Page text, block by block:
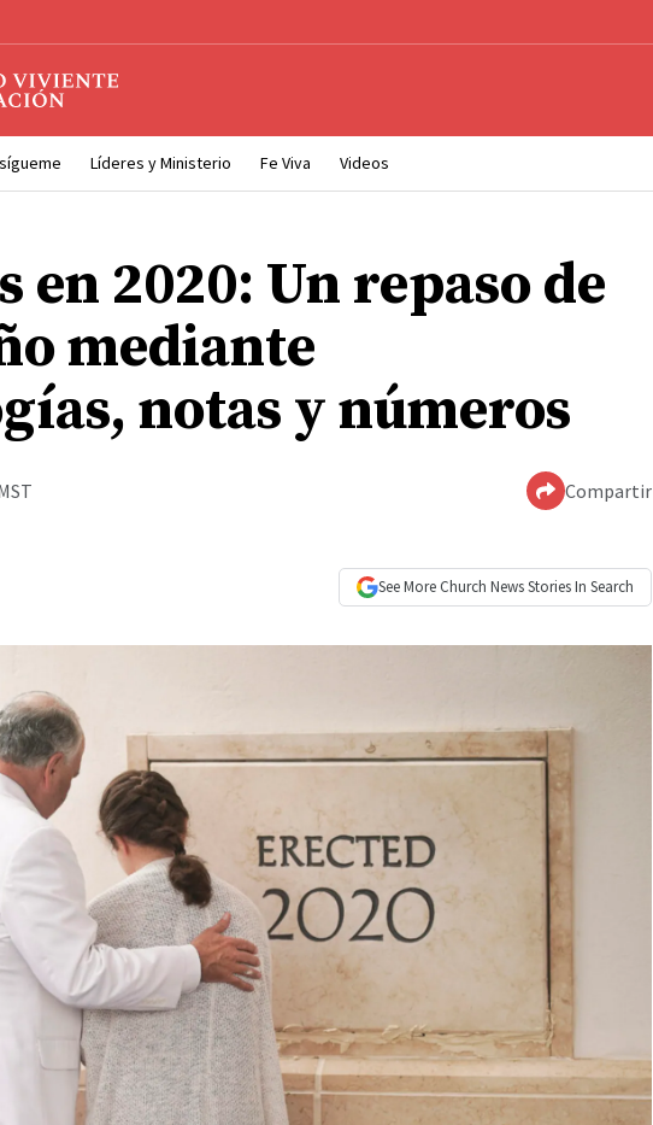
Líderes y Ministerio Fe Viva Videos
en 2020: Un repaso de
mediante
notas y números
Compartir
See More Church NewsStories In Search